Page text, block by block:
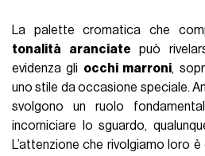
La palette cromatica che
tonalità aranciate può
evidenza gli occhi marroni,
uno stile da occasione speciale.
svolgono un ruolo
incorniciare lo sguardo,
L’attenzione che rivolgiamo loro